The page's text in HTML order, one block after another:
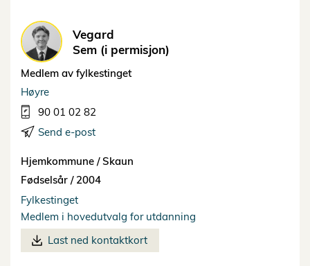
Vegard
Sem (i permisjon)
Medlem av fylkestinget
Høyre
90 01 02 82
Send e-post
Hjemkommune /Skaun
Fødselsår / 2004
Fylkestinget
Medlem i hovedutvalg for utdanning
Last ned kontaktkort